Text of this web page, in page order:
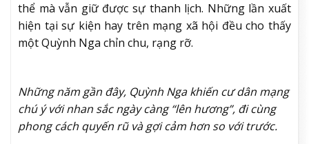
thể mà vẫn giữ được sự thanh lịch. Những lần xuất
hiện tại sự kiện hay trên mạng xã hội đều cho thấy
một Quỳnh Nga chỉn chu, rạng rỡ.
Những năm gần đây, Quỳnh Nga khiến cư dân mạng
chú ý với nhan sắc ngày càng “lên hương”, đi cùng
phong cách quyến rũ và gợi cảm hơn so với trước.